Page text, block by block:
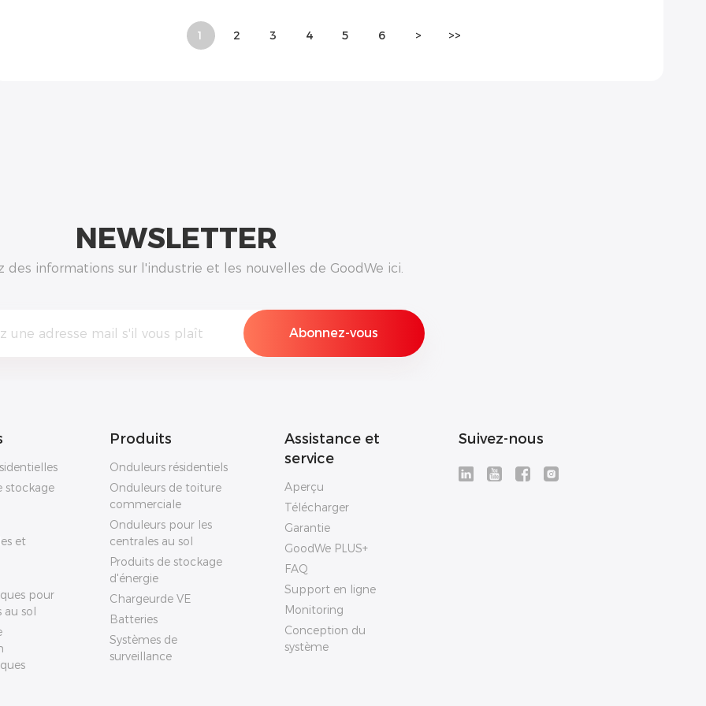
1 2 3 4 5 6 > >>
NEWSLETTER
des informations sur l'industrie et les nouvelles de GoodWe ici.
stockage
et
pour
au sol
Produits
Onduleurs résidentiels
Onduleurs de toiture
commerciale
Onduleurs pour les
centrales au sol
Produits de stockage
d'énergie
Chargeurde VE
Batteries
Systèmes de
surveillance
Assistance et
service
Aperçu
Télécharger
Garantie
GoodWe PLUS+
FAQ
Support en ligne
Monitoring
Conception du
système
Suivez-nous